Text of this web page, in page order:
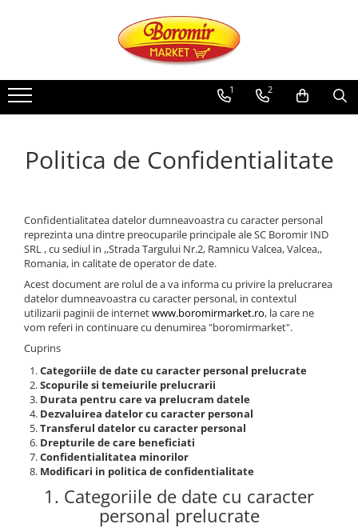
Noutati
Produse de post
Cozonac Cremos
Cozonac Creme
Cozonac Traditional
Cozonac Casa Boromir
Cozonac Pricomigdala
Cozonac Magnum
Cozonac Vegan (de post)
Cozonac Collection
Cozo-Bun
Cozonac Cadou
Cozonac cu Unt
Cozonac Royal
Cozonac Mos Craciun
Cozonac Duofino
Cozonac Imperial
1 2
Politica de Confidentialitate
Confidentialitatea datelor dumneavoastra cu caracter personal
reprezinta una dintre preocuparile principale ale SC Boromir IND
SRL , cu sediul in ,,Strada Targului Nr.2, Ramnicu Valcea, Valcea,,
Romania, in calitate de operator de date.
Acest document are rolul de a va informa cu privire la prelucrarea
datelor dumneavoastra cu caracter personal, in contextul
utilizarii paginii de internetwww.boromirmarket.ro, la care ne
vom referi in continuare cu denumirea "boromirmarket".
Cuprins
Categoriile de date cu caracter personal prelucrate
Scopurile si temeiurile prelucrarii
Durata pentru care va prelucram datele
Dezvaluirea datelor cu caracter personal
Transferul datelor cu caracter personal
Drepturile de care beneficiati
Confidentialitatea minorilor
Modificari in politica de confidentialitate
1. Categoriile de date cu caracter
personal prelucrate